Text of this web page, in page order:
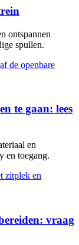
ontspannen
spullen.
te gaan: lees
en
en toegang.
vraag